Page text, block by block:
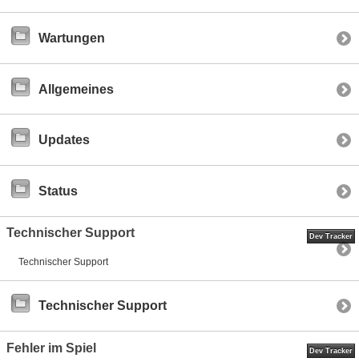
Wartungen
Allgemeines
Updates
Status
Technischer Support Dev Tracker
Technischer Support
Technischer Support
Fehler im Spiel Dev Tracker